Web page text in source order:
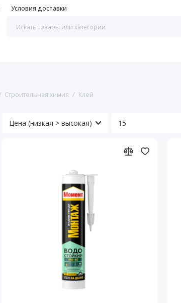
Условия доставки
Строительная химия Клей